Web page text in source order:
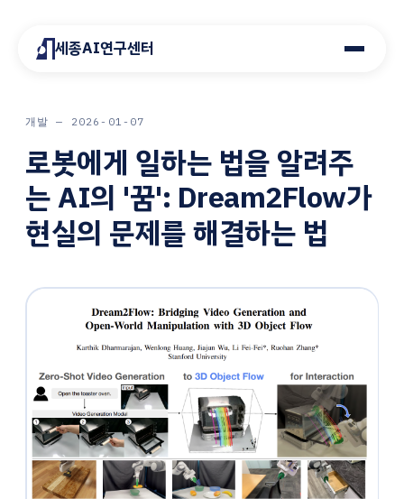
세종AI연구센터
개발 — 2026-01-07
로봇에게 일하는 법을 알려주
는 AI의 '꿈': Dream2Flow가
현실의 문제를 해결하는 법